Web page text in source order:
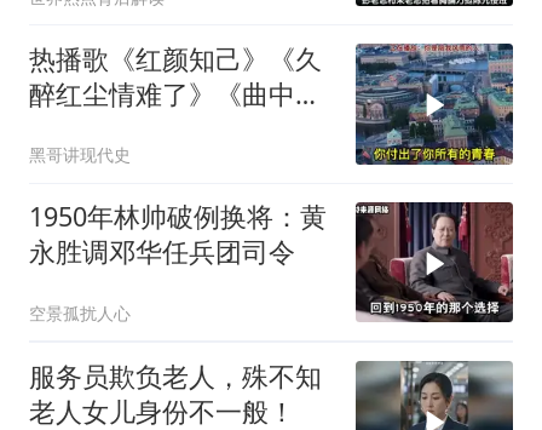
热播歌《红颜知己》《久
醉红尘情难了》《曲中
人》
黑哥讲现代史
1950年林帅破例换将：黄
永胜调邓华任兵团司令
空景孤扰人心
服务员欺负老人，殊不知
老人女儿身份不一般！